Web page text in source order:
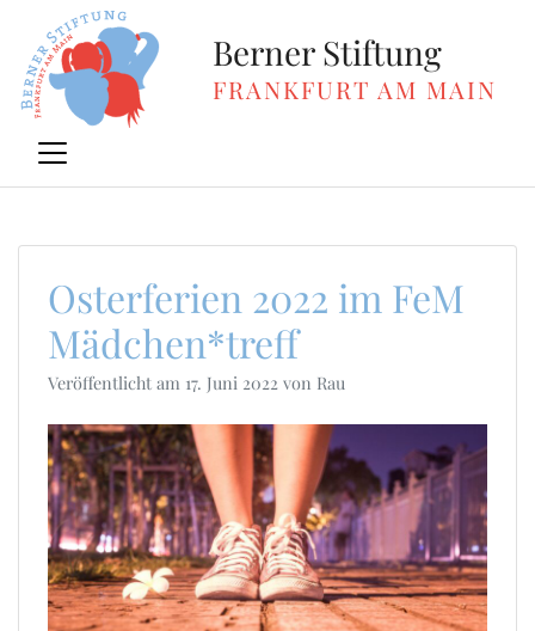
Inhalt
springen
Berner Stiftung
FRANKFURT AM MAIN
Osterferien 2022 im FeM
Mädchen*treff
Veröffentlicht am 17. Juni 2022 von Rau